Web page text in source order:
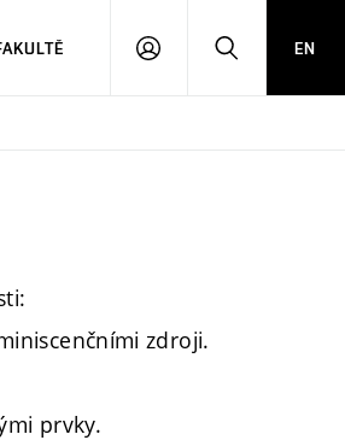
PŘIHLÁŠENÍHLEDAT
EN
zdroji.
prvky.